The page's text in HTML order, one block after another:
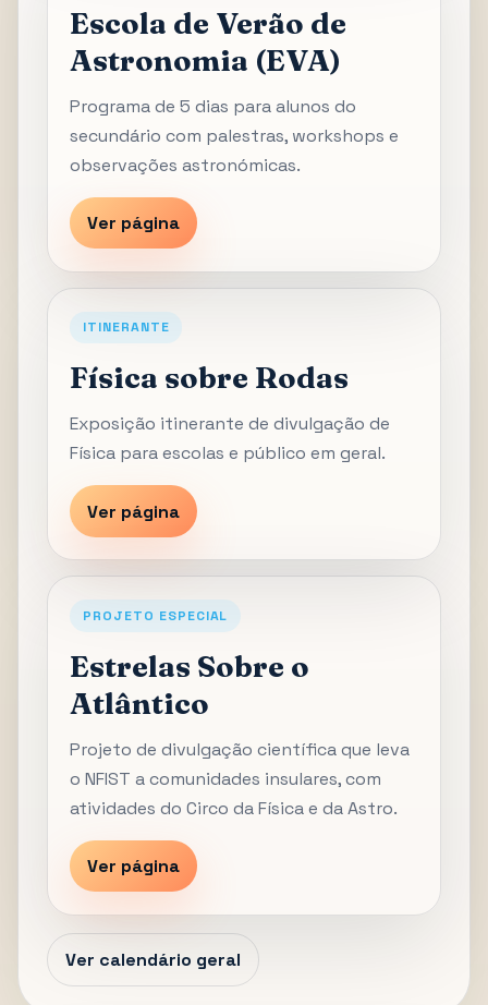
Escola de Verão de
Astronomia (EVA)
Programa de 5 dias para alunos do
secundário com palestras, workshops e
observações astronómicas.
Ver página
ITINERANTE
Física sobre Rodas
Exposição itinerante de divulgação de
Física para escolas e público em geral.
Ver página
PROJETO ESPECIAL
Estrelas Sobre o
Atlântico
Projeto de divulgação científica que leva
o NFIST a comunidades insulares, com
atividades do Circo da Física e da Astro.
Ver página
Ver calendário geral